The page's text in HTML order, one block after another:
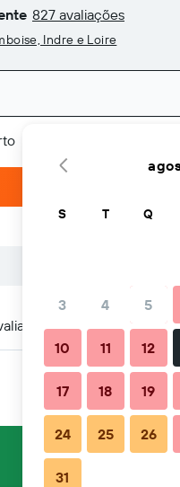
827 avaliações
Indre e Loire
Localização
S T Q
3 4 5
10 11 12
17 18 19
24 25 26
31